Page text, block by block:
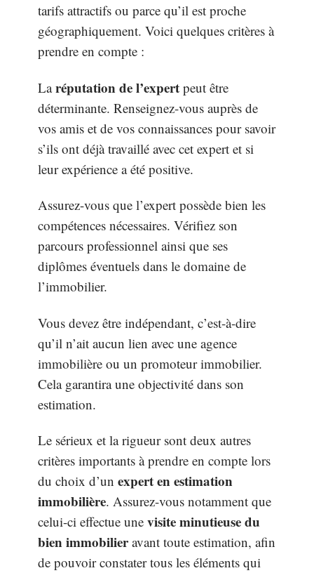
tarifs attractifs ou parce qu’il est proche
géographiquement. Voici quelques critères à
prendre en compte :
Laréputation de l’expert peut être
déterminante. Renseignez-vous auprès de
vos amis et de vos connaissances pour savoir
s’ils ont déjà travaillé avec cet expert et si
leur expérience a été positive.
Assurez-vous que l’expert possède bien les
compétences nécessaires. Vérifiez son
parcours professionnel ainsi que ses
diplômes éventuels dans le domaine de
l’immobilier.
Vous devez être indépendant, c’est-à-dire
qu’il n’ait aucun lien avec une agence
immobilière ou un promoteur immobilier.
Cela garantira une objectivité dans son
estimation.
Le sérieux et la rigueur sont deux autres
critères importants à prendre en compte lors
du choix d’un expert en estimation
immobilière. Assurez-vous notamment que
celui-ci effectue une visite minutieuse du
bien immobilieravant toute estimation, afin
de pouvoir constater tous les éléments qui